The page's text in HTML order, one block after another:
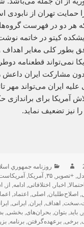
حمایت تهران از
هر دو در فهرست
کیتو در خاتمه
بطور کلی مغایر
نمی‌تواند قطعنامه
بدون مشارکت ایران
ایران می‌تواند مهر
آمریکا برای
نیز تضعیف نماید.
نویسندهدسته‌ها
روزنامه جمهوري
,+تصویر,۳۵, آمریکا,
احتمالا, اخبار, اختلافاتی, ادامه, از,
, اصلاح‌طلبان, اصلی, اعتماد,
, اهداف, ایران, ایرانی,
,باید,بتوان,بحران‌های,بخشی,
,برخی,برعهده‌گرفتن,برنامه,